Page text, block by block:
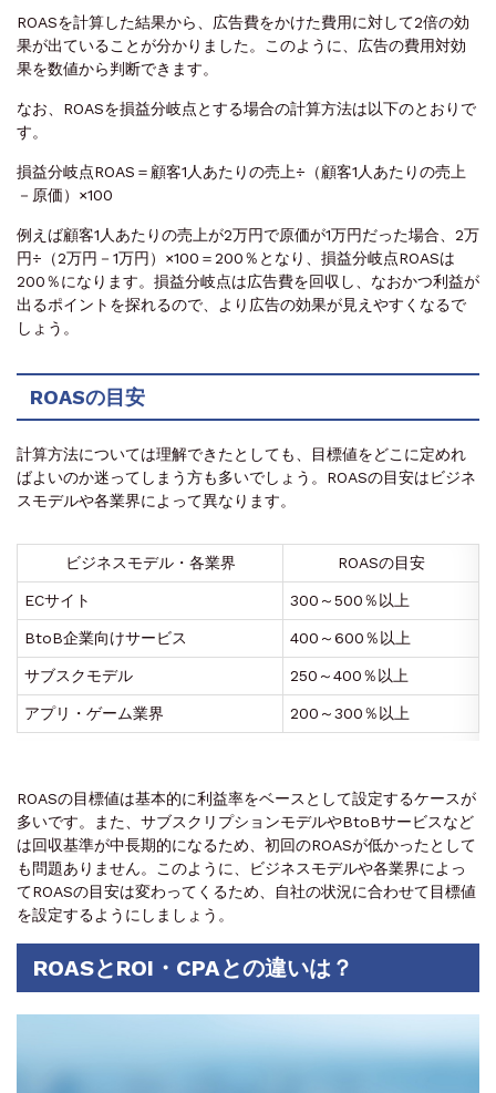
ROASを計算した結果から、広告費をかけた費用に対して2倍の効
果が出ていることが分かりました。このように、広告の費用対効
果を数値から判断できます。
なお、ROASを損益分岐点とする場合の計算方法は以下のとおりで
す。
損益分岐点ROAS＝顧客1人あたりの売上÷（顧客1人あたりの売上
－原価）×100
例えば顧客1人あたりの売上が2万円で原価が1万円だった場合、2万
円÷（2万円－1万円）×100＝200％となり、損益分岐点ROASは
200％になります。損益分岐点は広告費を回収し、なおかつ利益が
出るポイントを探れるので、より広告の効果が見えやすくなるで
しょう。
ROASの目安
計算方法については理解できたとしても、目標値をどこに定めれ
ばよいのか迷ってしまう方も多いでしょう。ROASの目安はビジネ
スモデルや各業界によって異なります。
ビジネスモデル・各業界 ROASの目安
ECサイト 300～500％以上
BtoB企業向けサービス 400～600％以上
サブスクモデル 250～400％以上
アプリ・ゲーム業界 200～300％以上
ROASの目標値は基本的に利益率をベースとして設定するケースが
多いです。また、サブスクリプションモデルやBtoBサービスなど
は回収基準が中長期的になるため、初回のROASが低かったとして
も問題ありません。このように、ビジネスモデルや各業界によっ
てROASの目安は変わってくるため、自社の状況に合わせて目標値
を設定するようにしましょう。
ROASとROI・CPAとの違いは？